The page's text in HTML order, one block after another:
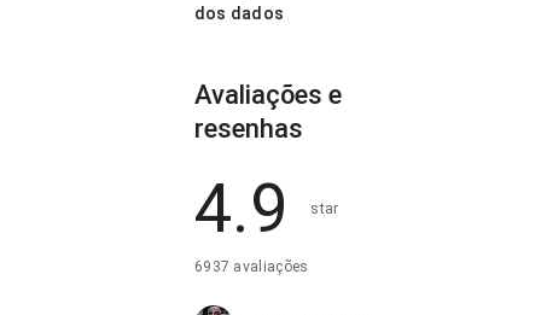
dos dados
Avaliações e
resenhas
4.9 star
6937 avaliações